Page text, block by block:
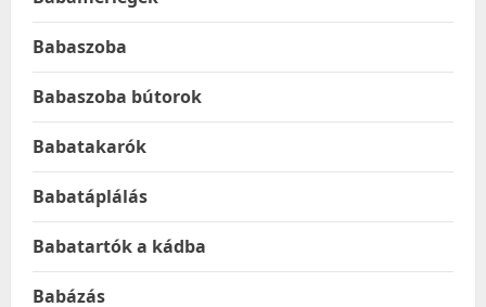
Babaszoba
Babaszoba bútorok
Babatakarók
Babatáplálás
Babatartók a kádba
Babázás